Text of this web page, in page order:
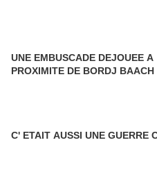
UNE EMBUSCADE DEJOUEE A
PROXIMITE DE BORDJ BAACH
C' ETAIT AUSSI UNE GUERRE